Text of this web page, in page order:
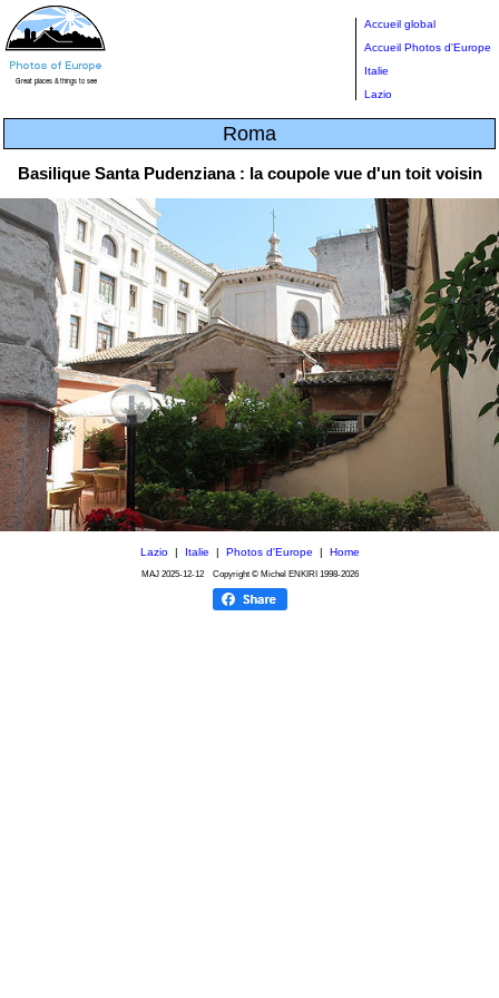
Accueil global
Accueil Photos d'Europe
Italie
Lazio
Roma
Basilique Santa Pudenziana : la coupole vue d'un toit voisin
Lazio| Italie | Photos d'Europe | Home
MAJ 2025-12-12Copyright © Michel ENKIRI 1998-2026